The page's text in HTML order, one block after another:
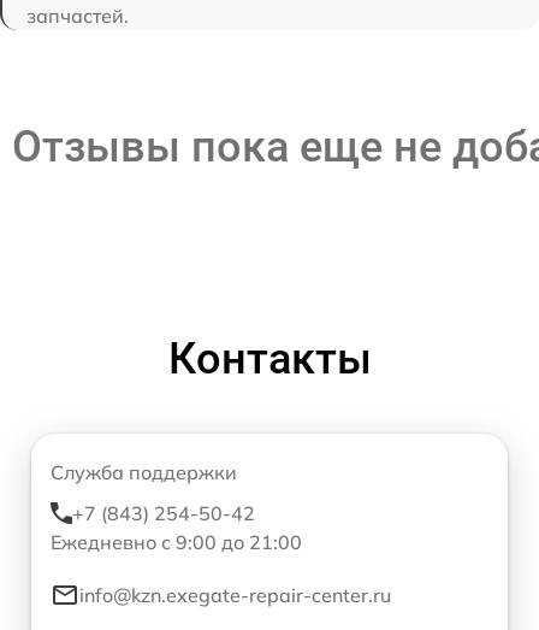
запчастей.
Отзывы пока еще не
Контакты
Служба поддержки
+7 (843) 254-50-42
Ежедневно с 9:00 до 21:00
info@kzn.exegate-repair-center.ru